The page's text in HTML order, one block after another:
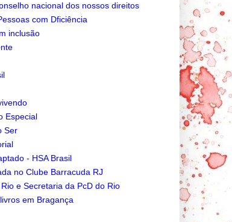
nacional dos nossos direitos
com Dficiência
inclusão
Especial
Ser
- HSA Brasil
no Clube Barracuda RJ
e Secretaria da PcD do Rio
em Bragança